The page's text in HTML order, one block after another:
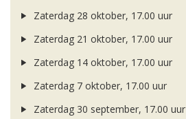
Zaterdag 28 oktober, 17.00 uur
Zaterdag 21 oktober, 17.00 uur
Zaterdag 14 oktober, 17.00 uur
Zaterdag 7 oktober, 17.00 uur
Zaterdag 30 september, 17.00 uur